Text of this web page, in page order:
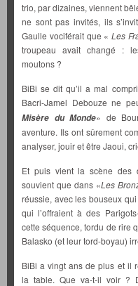
trio, par dizaines, viennent
ne sont pas invités, ils
Gaulle vociférait que « Les
troupeau avait changé :
moutons ?
BiBi se dit qu’il a mal
Bacri-Jamel Debouze ne
Misère du Monde» de
aventure. Ils ont sûrement
analyser, jouir et être Jaoui,
Et puis vient la scène des
souvient que dans «Les
réussie, avec les bouseux
qui l’offraient à des
cette séquence, tordu de rire
Balasko (et leur tord-boyau)
BiBi a vingt ans de plus et il
la table. Que va-t-il voir ?